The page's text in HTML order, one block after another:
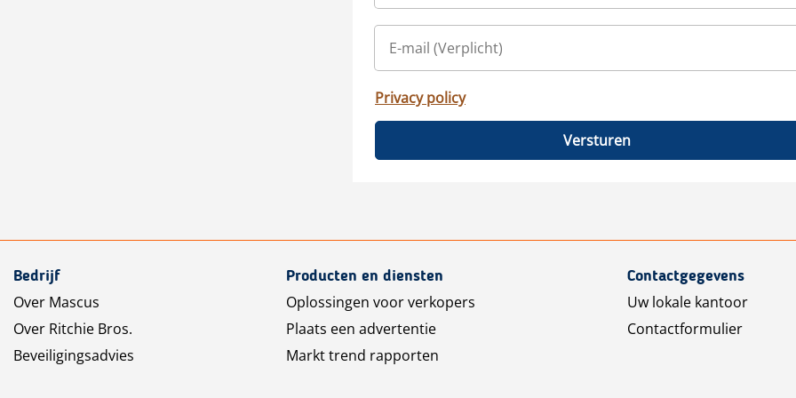
Privacy policy
Versturen
Bedrijf
Over Mascus
Over Ritchie Bros.
Beveiligingsadvies
Producten en diensten
Oplossingen voor verkopers
Plaats een advertentie
Markt trend rapporten
Contactgegevens
Uw lokale kantoor
Contactformulier